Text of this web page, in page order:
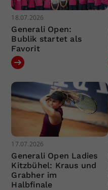
18.07.2026
Generali Open:
Bublik startet als
Favorit
17.07.2026
Generali Open Ladies
Kitzbühel: Kraus und
Grabher im
Halbfinale